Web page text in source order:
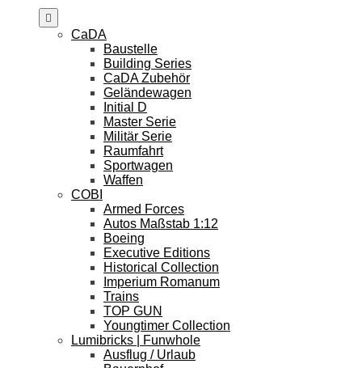
CaDA
Baustelle
Building Series
CaDA Zubehör
Geländewagen
Initial D
Master Serie
Militär Serie
Raumfahrt
Sportwagen
Waffen
COBI
Armed Forces
Autos Maßstab 1:12
Boeing
Executive Editions
Historical Collection
Imperium Romanum
Trains
TOP GUN
Youngtimer Collection
Lumibricks | Funwhole
Ausflug / Urlaub